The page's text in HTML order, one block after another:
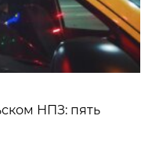
НПЗ: пять